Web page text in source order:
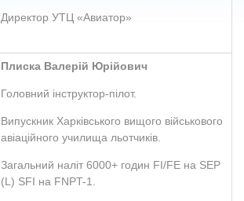
Директор УТЦ «Авиатор»
Плиска Валерій Юрійович
Головний інструктор-пілот.
Випускник Харківського вищого військового
авіаційного училища льотчиків.
Загальний наліт 6000+ годин FI/FE на SEP
(L) SFI на FNPT-1.